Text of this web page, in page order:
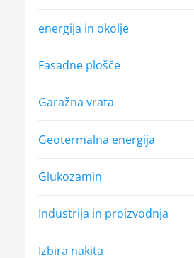
energija in okolje
Fasadne plošče
Garažna vrata
Geotermalna energija
Glukozamin
Industrija in proizvodnja
Izbira nakita